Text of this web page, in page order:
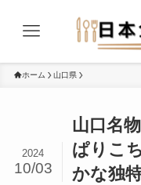
ホーム 山口県
山口名
ぱりこ
かな独
2024
10/03